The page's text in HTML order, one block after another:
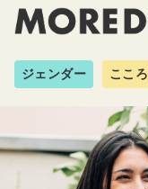
ジェンダー こころ